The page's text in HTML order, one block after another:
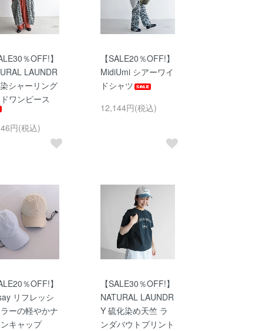
％OFF!】
LAUNDR
シャーリング
ワンピース
円(税込)
【SALE20％OFF!】
MidiUmi シアーワイ
ドシャツ
12,144円(税込)
％OFF!】
リフレッシ
ーの軽やかナ
キャップ
【SALE30％OFF!】
NATURAL LAUNDR
Y 硫化染め天竺 ラ
ンダバウトプリント